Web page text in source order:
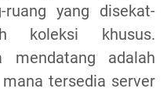
yang disekat-
koleksi khusus.
mendatang adalah
tersedia server